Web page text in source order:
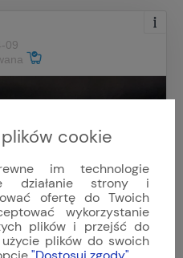
09
cookie
im technologie
działanie strony i
ofertę do Twoich
wykorzystanie
plików i przejść do
plików do swoich